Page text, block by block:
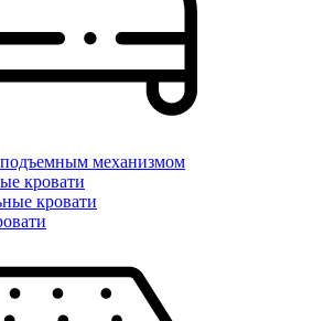
механизмом
кровати
кровати